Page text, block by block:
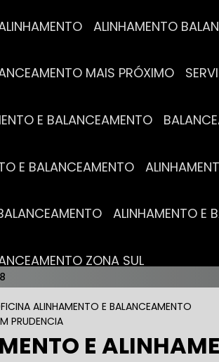
ALINHAMENTO
MAIS PRÓXIMO
E BALANCEAMENTO
E BALANCEAMENTO
ALINHAMENTO
ZONA SUL
PRÓXIMO AUTO ELÉTRICA
ALINHAMENTO E BALANCEAMENTO
PRUDENCIA
E